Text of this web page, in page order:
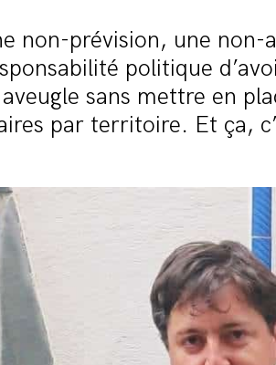
non-prévision, une
politique
sans mettre en
par territoire. Et ça,